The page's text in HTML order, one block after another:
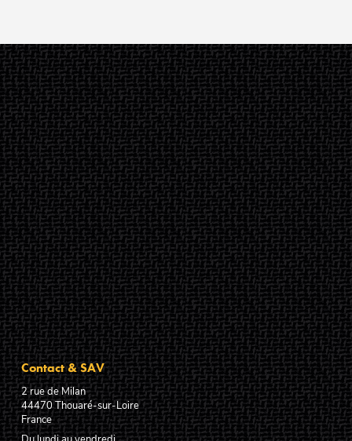
Contact & SAV
2 rue de Milan
44470Thouaré-sur-Loire
France